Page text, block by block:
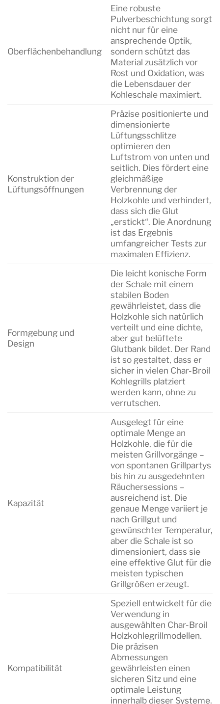
Oberflächenbehandlung
Eine robuste
Pulverbeschichtung sorgt
nicht nur für eine
ansprechende Optik,
sondern schützt das
Material zusätzlich vor
Rost und Oxidation, was
die Lebensdauer der
Kohleschale maximiert.
Konstruktion der
Lüftungsöffnungen
Präzise positionierte und
dimensionierte
Lüftungsschlitze
optimieren den
Luftstrom von unten und
seitlich. Dies fördert eine
gleichmäßige
Verbrennung der
Holzkohle und verhindert,
dass sich die Glut
„erstickt“. Die Anordnung
ist das Ergebnis
umfangreicher Tests zur
maximalen Effizienz.
Formgebung und
Design
Die leicht konische Form
der Schale mit einem
stabilen Boden
gewährleistet, dass die
Holzkohle sich natürlich
verteilt und eine dichte,
aber gut belüftete
Glutbank bildet. Der Rand
ist so gestaltet, dass er
sicher in vielen Char-Broil
Kohlegrills platziert
werden kann, ohne zu
verrutschen.
Kapazität
Ausgelegt für eine
optimale Menge an
Holzkohle, die für die
meisten Grillvorgänge –
von spontanen Grillpartys
bis hin zu ausgedehnten
Räuchersessions –
ausreichend ist. Die
genaue Menge variiert je
nach Grillgut und
gewünschter Temperatur,
aber die Schale ist so
dimensioniert, dass sie
eine effektive Glut für die
meisten typischen
Grillgrößen erzeugt.
Kompatibilität
Speziell entwickelt für die
Verwendung in
ausgewählten Char-Broil
Holzkohlegrillmodellen.
Die präzisen
Abmessungen
gewährleisten einen
sicheren Sitz und eine
optimale Leistung
innerhalb dieser Systeme.